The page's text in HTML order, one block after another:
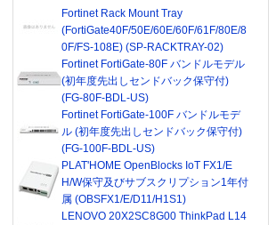
Fortinet Rack Mount Tray
(FortiGate40F/50E/60E/60F/61F/80E/8
0F/FS-108E) (SP-RACKTRAY-02)
Fortinet FortiGate-80F バンドルモデル
(初年度先出しセンドバック保守付)
(FG-80F-BDL-US)
Fortinet FortiGate-100F バンドルモデ
ル (初年度先出しセンドバック保守付)
(FG-100F-BDL-US)
PLAT'HOME OpenBlocks IoT FX1/E
H/W保守及びサブスクリプション1年付
属 (OBSFX1/E/D11/H1S1)
LENOVO 20X2SC8G00 ThinkPad L14